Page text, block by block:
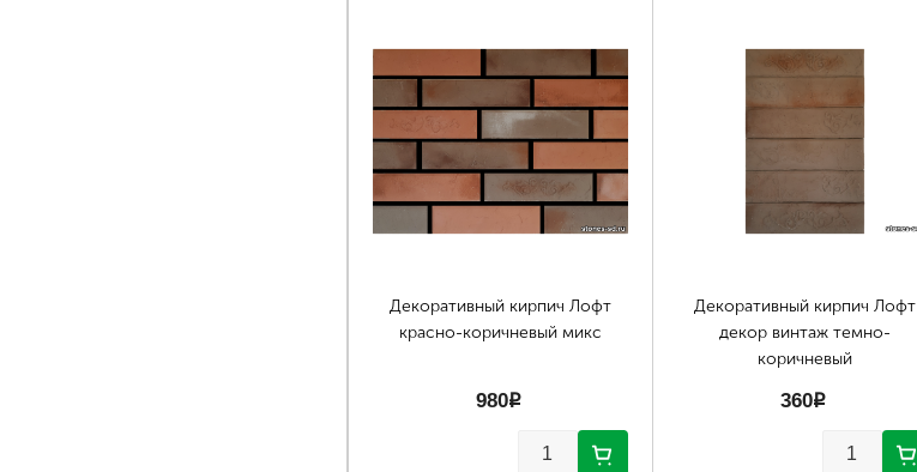
Декоративный кирпич Лофт
красно-коричневый микс
980p
Декоративный кирпич Лофт
декор винтаж темно-
коричневый
360p